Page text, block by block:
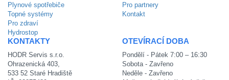
Plynové spotřebiče
Topné systémy
Pro zdraví
Hydrostop
Pro partnery
Kontakt
KONTAKTY
HODR Servis s.r.o.
Ohrazenická 403,
533 52 Staré Hradiště
OTEVÍRACÍ DOBA
Pondělí - Pátek 7:00 – 16:30
Sobota - Zavřeno
Neděle - Zavřeno